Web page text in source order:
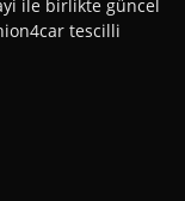
ile birlikte güncel
tescilli